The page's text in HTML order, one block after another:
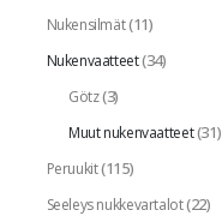
Nukensilmät(11)
Nukenvaatteet(34)
Götz(3)
Muut nukenvaatteet(31)
Peruukit(115)
Seeleys nukkevartalot(22)